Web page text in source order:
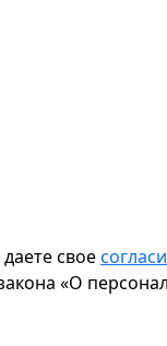
свое
«О